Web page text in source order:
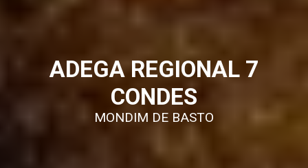
ADEGA REGIONAL 7
CONDES
MONDIM DE BASTO